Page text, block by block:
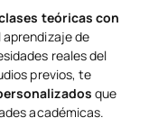
teóricas con
de
reales del
previos, te
que
académicas.